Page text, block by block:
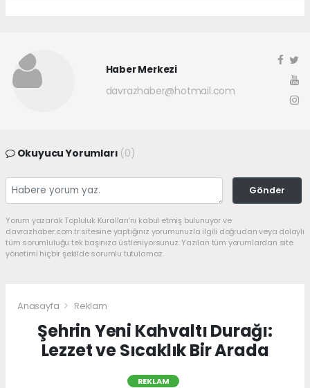
Haber Merkezi
davrazhaber@hotmail.com
Okuyucu Yorumları (0)
Gönder
Yorum yazarak Topluluk Kuralları’nı kabul etmiş bulunuyor ve
davrazhaber.com.tr sitesine yaptığınız yorumunuzla ilgili doğrudan veya dolaylı
tüm sorumluluğu tek başınıza üstleniyorsunuz. Yazılan tüm yorumlardan site
yönetimi hiçbir şekilde sorumlu tutulamaz.
Anasayfa Reklam
Şehrin Yeni Kahvaltı Durağı:
Lezzet ve Sıcaklık Bir Arada
REKLAM